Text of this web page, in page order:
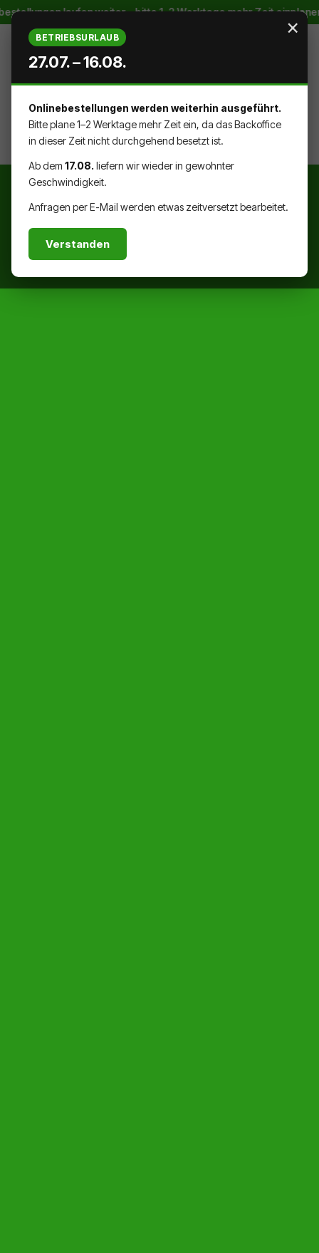
Zum Hauptinhalt springen
laufen weiter – bitte 1–2 Werktage mehr Zeit einplanen
DU HAST 0 PRODUKTE AUF
×
BETRIEBSURLAUB
27.07. – 16.08.
Onlinebestellungen werden weiterhin ausgeführt.
Bitte plane 1–2 Werktage mehr Zeit ein, da das Backoffice
in dieser Zeit nicht durchgehend besetzt ist.
Ab dem 17.08. liefern wir wieder in gewohnter
Geschwindigkeit.
Anfragen per E-Mail werden etwas zeitversetzt bearbeitet.
Verstanden